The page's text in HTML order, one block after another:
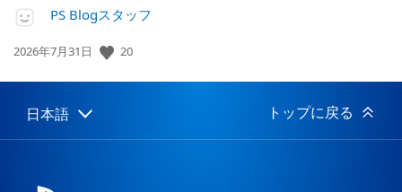
PS Blogスタッフ
公
日:
2026年7月31日 20
Select
a
Current
region:
日本語 トップに戻る